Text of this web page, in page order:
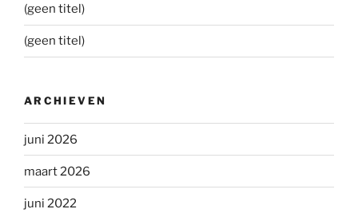
(geen titel)
(geen titel)
ARCHIEVEN
juni 2026
maart 2026
juni 2022